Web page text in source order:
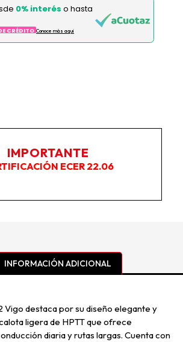
0% interés o hasta
CRÉDITO Conoce más aqui
IMPORTANTE
ECER 22.06
INFORMACIÓN ADICIONAL
Vigo destaca por su diseño elegante y
ligera de HPTT que ofrece
diaria y rutas largas. Cuenta con